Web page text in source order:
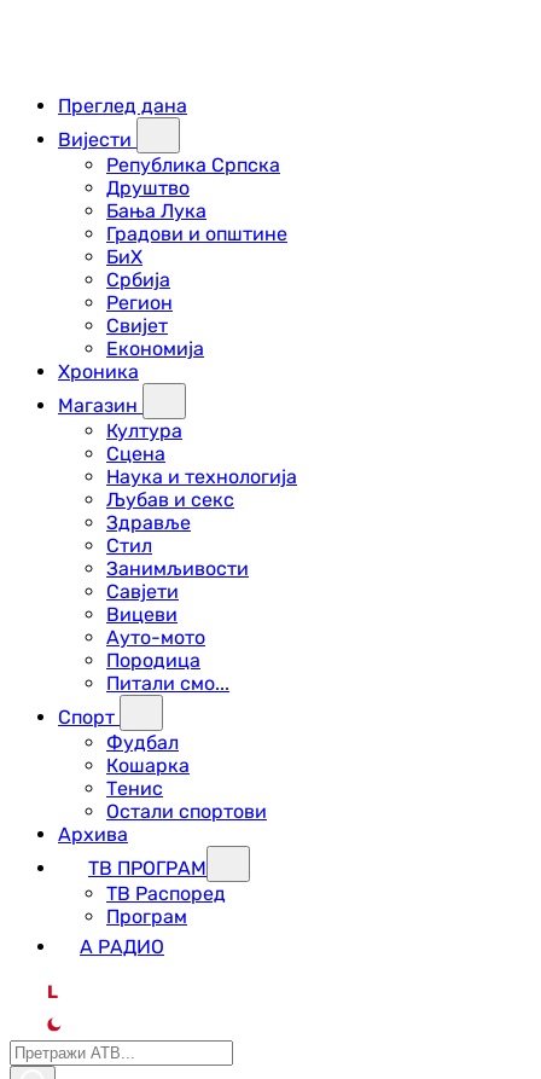
Преглед дана
Вијести
Република Српска
Друштво
Бања Лука
Градови и општине
БиХ
Србија
Регион
Свијет
Економија
Хроника
Магазин
Култура
Сцена
Наука и технологија
Љубав и секс
Здравље
Стил
Занимљивости
Савјети
Вицеви
Ауто-мото
Породица
Питали смо...
Спорт
Фудбал
Кошарка
Тенис
Остали спортови
Архива
ТВ ПРОГРАМ
ТВ Распоред
Програм
А РАДИО
L